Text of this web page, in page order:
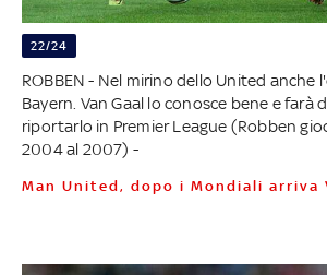
22/24
ROBBEN - Nel mirino dello United anche
Bayern. Van Gaal lo conosce bene e farà
riportarlo in Premier League (Robben
2004 al 2007) -
Man United, dopo i Mondiali arriva